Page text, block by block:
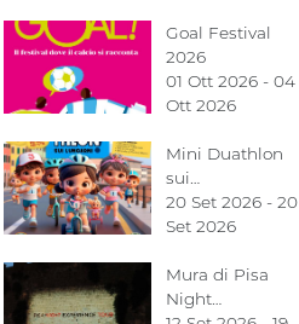
Goal Festival
2026
01 Ott 2026 - 04
Ott 2026
Mini Duathlon
sui…
20 Set 2026 - 20
Set 2026
Mura di Pisa
Night…